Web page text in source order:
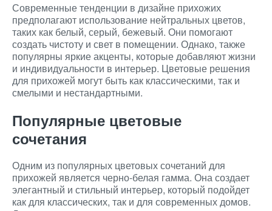
Современные тенденции в дизайне прихожих
предполагают использование нейтральных цветов,
таких как белый, серый, бежевый. Они помогают
создать чистоту и свет в помещении. Однако, также
популярны яркие акценты, которые добавляют жизни
и индивидуальности в интерьер. Цветовые решения
для прихожей могут быть как классическими, так и
смелыми и нестандартными.
Популярные цветовые
сочетания
Одним из популярных цветовых сочетаний для
прихожей является черно-белая гамма. Она создает
элегантный и стильный интерьер, который подойдет
как для классических, так и для современных домов.